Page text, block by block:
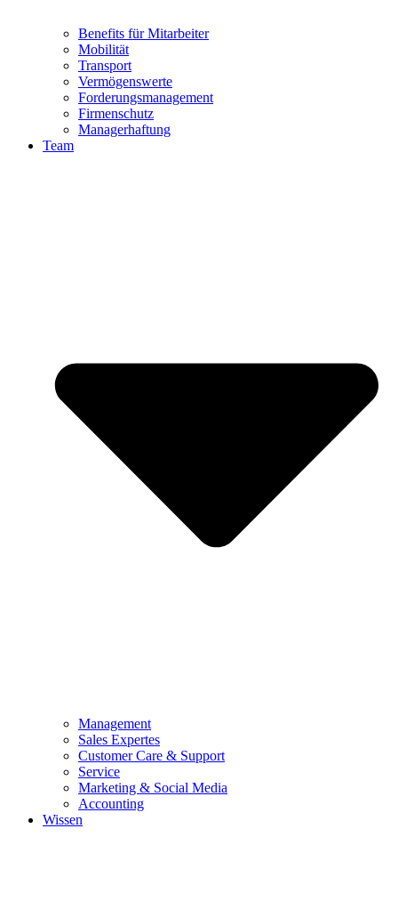
Benefits für Mitarbeiter
Mobilität
Transport
Vermögenswerte
Forderungsmanagement
Firmenschutz
Managerhaftung
Team
Management
Sales Expertes
Customer Care & Support
Service
Marketing & Social Media
Accounting
Wissen